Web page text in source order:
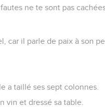
ne te sont pas
car il parle de paix à son
a taillé ses sept colonnes.
vin et dressé sa table.